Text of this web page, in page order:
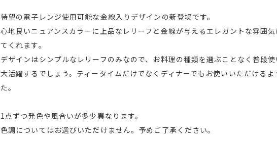
待望の電子レンジ使用可能な金線入りデザインの新登場です。
心地良いニュアンスカラーに上品なレリーフと金線が与えるエレガントな雰囲
てくれます。
デザインはシンプルなレリーフのみなので、お料理の種類を選ぶことなく普段
大活躍するでしょう。ティータイムだけでなくディナーでもお使いいただける
た。
1点ずつ発色や風合いが多少異なります。
色調についてはお選びいただけません。予めご了承ください。